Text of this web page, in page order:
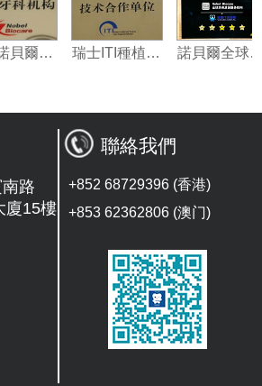
瑞典諾貝爾種植系統授權機構 瑞士ITI種植系統技術合作單位
路
廈15樓
聯絡我們
+852 68729396 (香港)
+853 62362806 (澳门)